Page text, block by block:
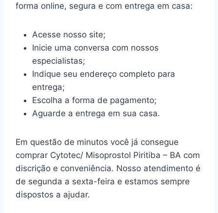
forma online, segura e com entrega em casa:
Acesse nosso site;
Inicie uma conversa com nossos
especialistas;
Indique seu endereço completo para
entrega;
Escolha a forma de pagamento;
Aguarde a entrega em sua casa.
Em questão de minutos você já consegue
comprar Cytotec/ Misoprostol Piritiba – BA com
discrição e conveniência. Nosso atendimento é
de segunda a sexta-feira e estamos sempre
dispostos a ajudar.